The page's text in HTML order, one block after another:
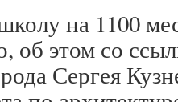
на 1100
этом со
Сергея